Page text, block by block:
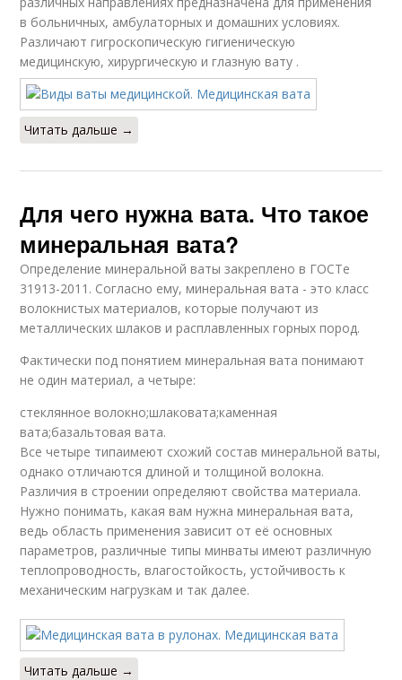
в больничных, амбулаторных и домашних условиях.
Различают гигроскопическую гигиеническую
медицинскую, хирургическую и глазную вату .
Читать дальше →
Для чего нужна вата. Что такое
минеральная вата?
Определение минеральной ваты закреплено в ГОСТе
31913-2011. Согласно ему, минеральная вата - это класс
волокнистых материалов, которые получают из
металлических шлаков и расплавленных горных пород.
Фактически под понятием минеральная вата понимают
не один материал, а четыре:
стеклянное волокно;шлаковата;каменная
вата;базальтовая вата.
Все четыре типаимеют схожий состав минеральной ваты,
однако отличаются длиной и толщиной волокна.
Различия в строении определяют свойства материала.
Нужно понимать, какая вам нужна минеральная вата,
ведь область применения зависит от её основных
параметров, различные типы минваты имеют различную
теплопроводность, влагостойкость, устойчивость к
механическим нагрузкам и так далее.
Читать дальше →